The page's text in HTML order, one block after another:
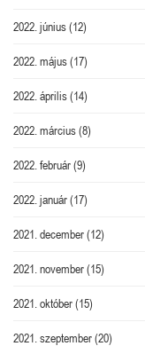
2022. június(12)
2022. május(17)
2022. április(14)
2022. március(8)
2022. február(9)
2022. január(17)
2021. december(12)
2021. november(15)
2021. október(15)
2021. szeptember(20)